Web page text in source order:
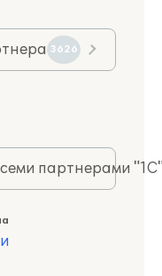
3626
партнерами